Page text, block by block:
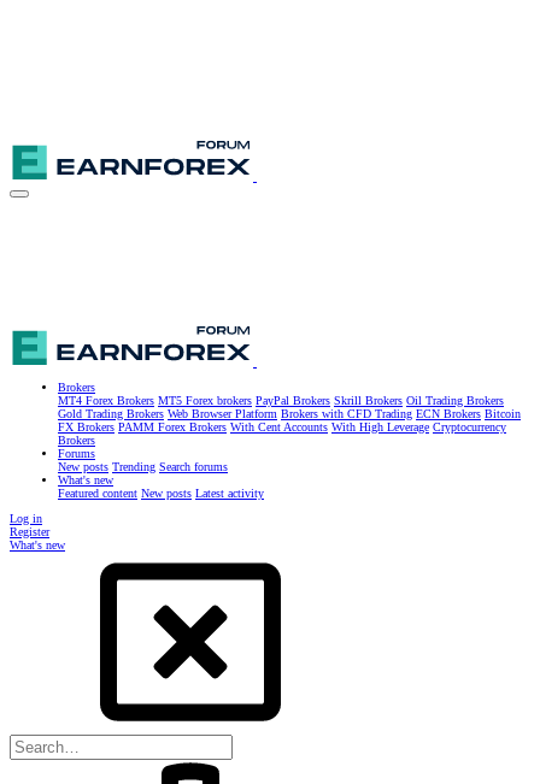
Brokers
MT4 Forex Brokers MT5 Forex brokers PayPal Brokers Skrill Brokers Oil Trading Brokers
Gold Trading Brokers Web Browser Platform Brokers with CFD Trading ECN Brokers Bitcoin
FX Brokers PAMM Forex Brokers With Cent Accounts With High Leverage Cryptocurrency
Brokers
Forums
New posts Trending Search forums
What's new
Featured content New posts Latest activity
Log in
Register
What's new